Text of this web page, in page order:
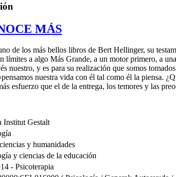
MÁS
de los más bellos libros de Bert Hellinger, su
límites a algo Más Grande, a un motor primero, a
nuestro, y es para su realización que somos
nuestra vida con él tal como él la piensa.
esfuerzo que el de la entrega, los temores y las
Institut Gestalt
y humanidades
y ciencias de la educación
- Psicoterapia